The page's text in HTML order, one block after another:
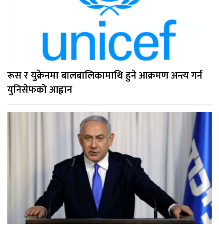
रूस र युक्रेनमा बालबालिकामाथि हुने आक्रमण अन्त्य गर्न
युनिसेफको आह्वान